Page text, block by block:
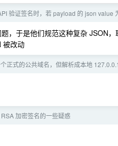
验证签名时，若 payload 的 json value
，于是他们规范这种复杂 JSON
被改动
正式的公共域名，但解析成本地
加密签名的一些疑惑